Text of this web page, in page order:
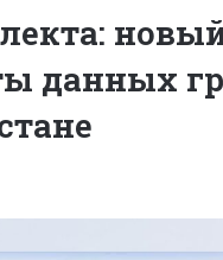
данных